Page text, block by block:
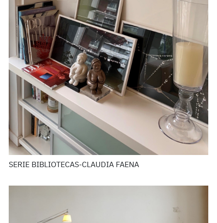
SERIE BIBLIOTECAS-CLAUDIA FAENA